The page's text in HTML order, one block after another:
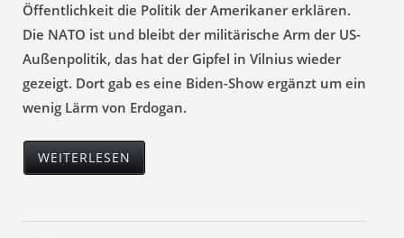
Öffentlichkeit die Politik der Amerikaner erklären.
Die NATO ist und bleibt der militärische Arm der US-
Außenpolitik, das hat der Gipfel in Vilnius wieder
gezeigt. Dort gab es eine Biden-Show ergänzt um ein
wenig Lärm von Erdogan.
WEITERLESEN